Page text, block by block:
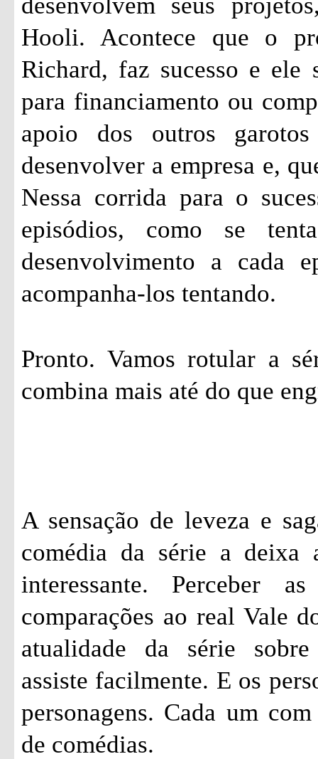
Hooli. Acontece que o
Richard, faz sucesso e ele
para financiamento ou
apoio dos outros
desenvolver a empresa e,
Nessa corrida para o
episódios, como se
desenvolvimento a cada
acompanha-los tentando.
Pronto. Vamos rotular a
combina mais até do que
A sensação de leveza e
comédia da série a deixa
interessante. Perceber
comparações ao real Vale
atualidade da série
assiste facilmente. E os
personagens. Cada um
de comédias.